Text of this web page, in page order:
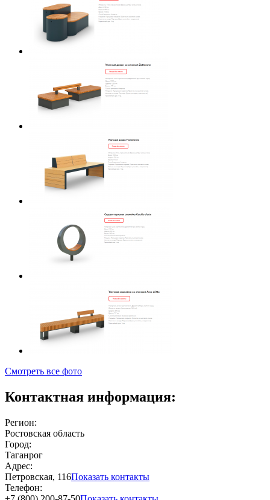
Смотреть все фото
Контактная информация:
Регион:
Ростовская область
Город:
Таганрог
Адрес:
Петровская, 116Показать контакты
Телефон: